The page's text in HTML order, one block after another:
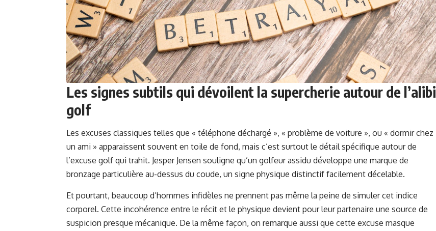
Les signes subtils qui dévoilent la supercherie autour de l’alibi
golf
Les excuses classiques telles que « téléphone déchargé », « problème de voiture », ou « dormir chez
un ami » apparaissent souvent en toile de fond, mais c’est surtout le détail spécifique autour de
l’excuse golf qui trahit. Jesper Jensen souligne qu’un golfeur assidu développe une marque de
bronzage particulière au-dessus du coude, un signe physique distinctif facilement décelable.
Et pourtant, beaucoup d’hommes infidèles ne prennent pas même la peine de simuler cet indice
corporel. Cette incohérence entre le récit et le physique devient pour leur partenaire une source de
suspicion presque mécanique. De la même façon, on remarque aussi que cette excuse masque